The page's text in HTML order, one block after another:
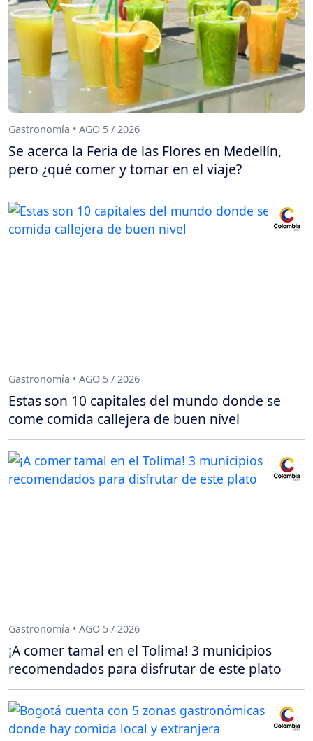
Gastronomía • AGO 5 / 2026
Se acerca la Feria de las Flores en Medellín,
pero ¿qué comer y tomar en el viaje?
Gastronomía • AGO 5 / 2026
Estas son 10 capitales del mundo donde se
come comida callejera de buen nivel
Gastronomía • AGO 5 / 2026
¡A comer tamal en el Tolima! 3 municipios
recomendados para disfrutar de este plato